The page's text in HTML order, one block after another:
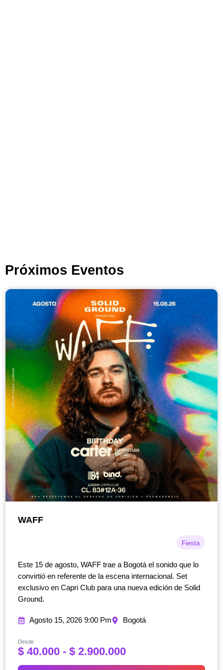
Próximos Eventos
WAFF
Fiesta
Este 15 de agosto, WAFF trae a Bogotá el sonido que lo
convirtió en referente de la escena internacional. Set
exclusivo en Capri Club para una nueva edición de Solid
Ground.
Agosto 15, 2026 9:00 Pm Bogotá
Desde
$40.000 - $2.900.000R